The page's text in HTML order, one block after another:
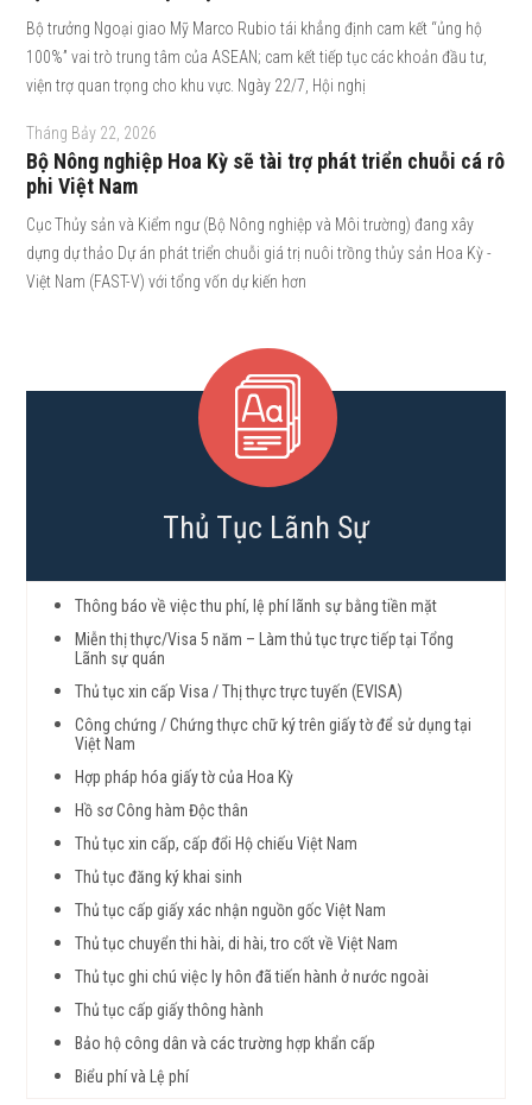
Bộ trưởng Ngoại giao Mỹ Marco Rubio tái khẳng định cam kết “ủng hộ
100%” vai trò trung tâm của ASEAN; cam kết tiếp tục các khoản đầu tư,
viện trợ quan trọng cho khu vực. Ngày 22/7, Hội nghị
Tháng Bảy 22, 2026
Bộ Nông nghiệp Hoa Kỳ sẽ tài trợ phát triển chuỗi cá rô
phi Việt Nam
Cục Thủy sản và Kiểm ngư (Bộ Nông nghiệp và Môi trường) đang xây
dựng dự thảo Dự án phát triển chuỗi giá trị nuôi trồng thủy sản Hoa Kỳ -
Việt Nam (FAST-V) với tổng vốn dự kiến hơn
Thủ Tục Lãnh Sự
Thông báo về việc thu phí, lệ phí lãnh sự bằng tiền mặt
Miễn thị thực/Visa 5 năm – Làm thủ tục trực tiếp tại Tổng
Lãnh sự quán
Thủ tục xin cấp Visa / Thị thực trực tuyến (EVISA)
Công chứng / Chứng thực chữ ký trên giấy tờ để sử dụng tại
Việt Nam
Hợp pháp hóa giấy tờ của Hoa Kỳ
Hồ sơ Công hàm Độc thân
Thủ tục xin cấp, cấp đổi Hộ chiếu Việt Nam
Thủ tục đăng ký khai sinh
Thủ tục cấp giấy xác nhận nguồn gốc Việt Nam
Thủ tục chuyển thi hài, di hài, tro cốt về Việt Nam
Thủ tục ghi chú việc ly hôn đã tiến hành ở nước ngoài
Thủ tục cấp giấy thông hành
Bảo hộ công dân và các trường hợp khẩn cấp
Biểu phí và Lệ phí